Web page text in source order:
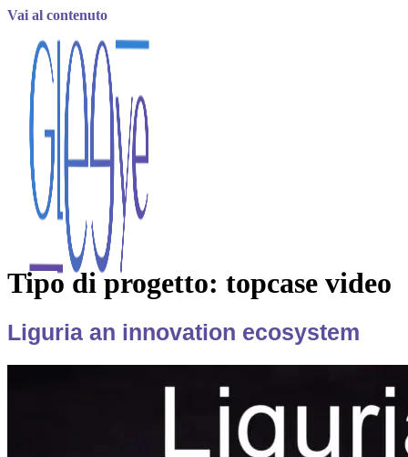
Vai al contenuto
Tipo di progetto: topcase video
Liguria an innovation ecosystem